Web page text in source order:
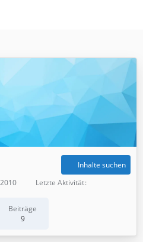
Beiträge
9
Inhalte suchen
Letzte Aktivität